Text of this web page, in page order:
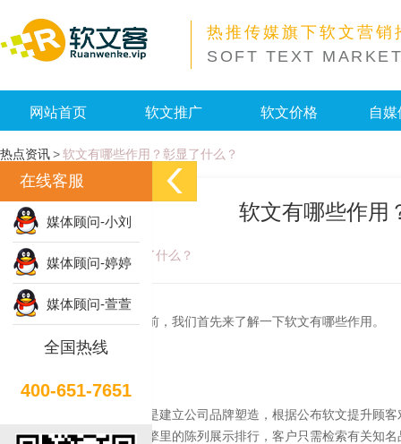
热推传媒旗下软文营销
SOFT TEXT
网站首页 软文推广 软文价格 自
热点资讯>软文有哪些作用？彰显了什么？
软文有哪些作用
软文有哪些作用？彰显了什么？
在讲软文要怎么写以前，我们首先来了解一下软文有哪些作用。
一般软文的主要功能是建立公司品牌塑造，根据公布软文提升顾
升品牌关键词搜索引擎里的陈列展示排行，客户只需检索有关知
在线客服
媒体顾问-小刘
媒体顾问-婷婷
媒体顾问-萱萱
全国热线
400-651-7651